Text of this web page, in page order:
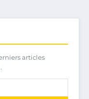
articles